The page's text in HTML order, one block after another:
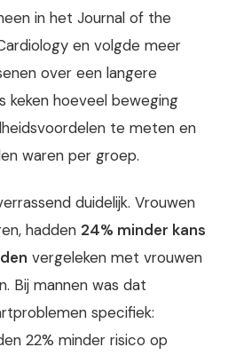
in het Journal of the
en volgde meer
over een langere
keken hoeveel beweging
te meten en
waren per groep.
duidelijk. Vrouwen
hadden 24% minder kans
vergeleken met vrouwen
Bij mannen was dat
specifiek:
22% minder risico op